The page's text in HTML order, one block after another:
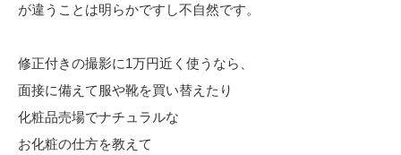
が違うことは明らかですし不自然です。
修正付きの撮影に1万円近く使うなら、
面接に備えて服や靴を買い替えたり
化粧品売場でナチュラルな
お化粧の仕方を教えて